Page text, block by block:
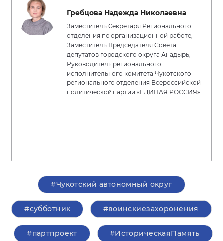
Гребцова Надежда Николаевна
Заместитель Секретаря Регионального
отделения по организационной работе,
Заместитель Председателя Совета
депутатов городского округа Анадырь,
Руководитель регионального
исполнительного комитета Чукотского
регионального отделения Всероссийской
политической партии «ЕДИНАЯ РОССИЯ»
#Чукотский автономный округ
#субботник #воинскиезахоронения
#партпроект #ИсторическаяПамять